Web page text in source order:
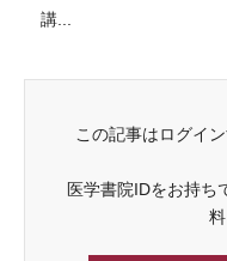
講...
この記事はログイ
医学書院IDをお持ち